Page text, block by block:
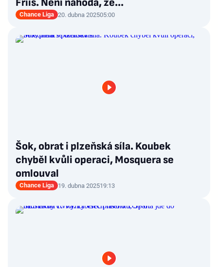
Friis. Není náhoda, že...
Chance Liga 20. dubna 202505:00
Šok, obrat i plzeňská síla. Koubek
chyběl kvůli operaci, Mosquera se
omlouval
Chance Liga 19. dubna 202519:13